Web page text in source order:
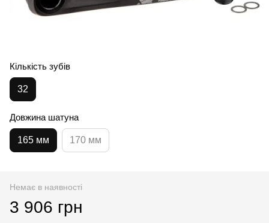
Кількість зубів
32
Довжина шатуна
165 мм 170 мм
Немає в наявності
3 906 грн